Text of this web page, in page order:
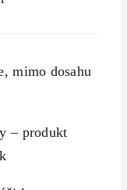
mimo dosahu
– produkt